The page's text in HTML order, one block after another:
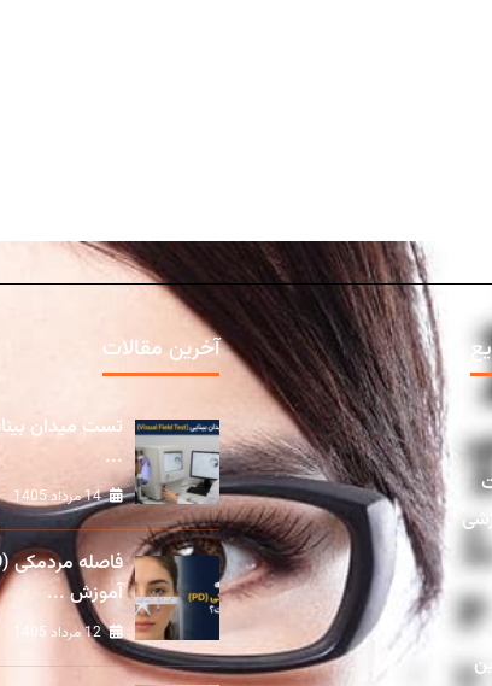
آخرین مقالات
...
14 مرداد 1405
آموزش ...
12 مرداد 1405